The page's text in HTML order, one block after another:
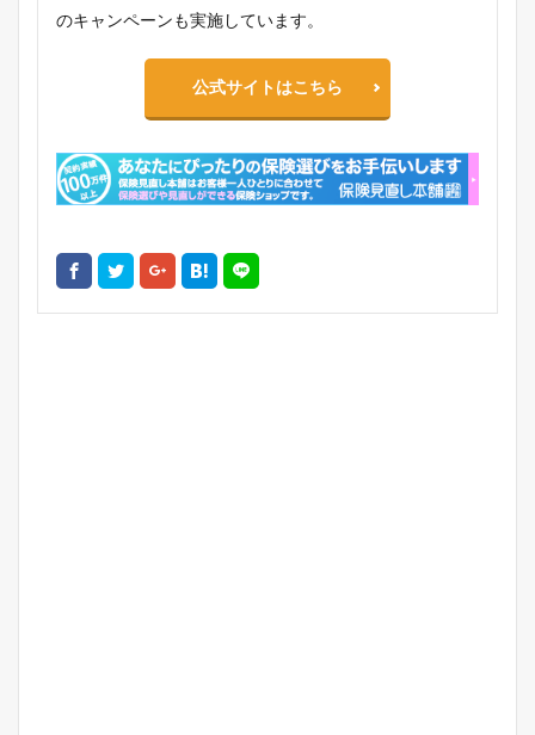
のキャンペーンも実施しています。
公式サイトはこちら